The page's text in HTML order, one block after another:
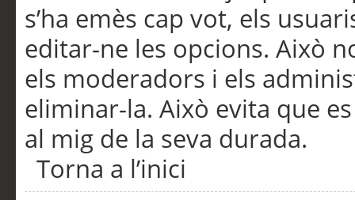
s’ha emès cap vot, els
editar-ne les opcions. Això
els moderadors i els
eliminar-la. Això evita que
al mig de la seva durada.
Torna a l’inici